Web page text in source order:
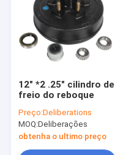
12" *2 .25" cilindro de
freio do reboque
Preço:Deliberations
MOQ:Deliberações
obtenha o ultimo preço